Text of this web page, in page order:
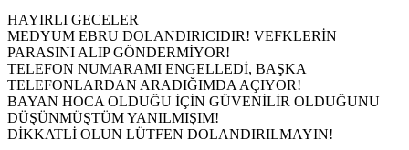
HAYIRLI GECELER
MEDYUM EBRU DOLANDIRICIDIR! VEFKLERİN
PARASINI ALIP GÖNDERMİYOR!
TELEFON NUMARAMI ENGELLEDİ, BAŞKA
TELEFONLARDAN ARADIĞIMDA AÇIYOR!
BAYAN HOCA OLDUĞU İÇİN GÜVENİLİR OLDUĞUNU
DÜŞÜNMÜŞTÜM YANILMIŞIM!
DİKKATLİ OLUN LÜTFEN DOLANDIRILMAYIN!